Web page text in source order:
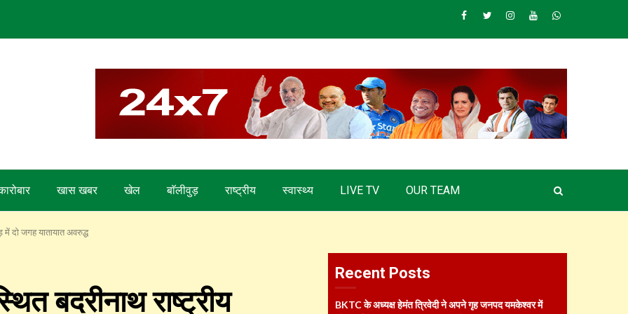
Facebook
TwitterInstagram
YoutubeWhatsapp
खास खबर खेल बाॅलीवुड़ राष्ट्रीय स्वास्थ्य LIVE TV OUR TEAM
में दो जगह यातायात अवरुद्ध
बदरीनाथ राष्ट्रीय
Recent Posts
BKTC के अध्यक्ष हेमंत त्रिवेदी ने अपने गृह जनपद यमकेश्वर में